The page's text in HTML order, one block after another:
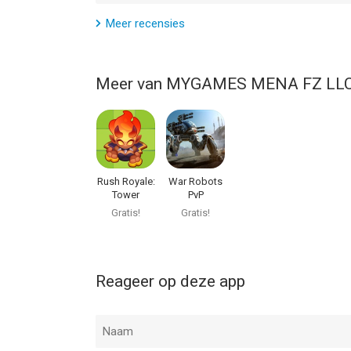
Meer recensies
Meer van MYGAMES MENA FZ
Rush Royale:
Tower
Defense TD
Gratis!
War Robots
PvP
Multiplayer
Gratis!
Reageer op deze app